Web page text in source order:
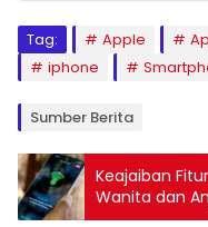
Tag: Apple
iphone
Sumber Berita
Keajaiban
Wanita dan
Banjir di Ngarai